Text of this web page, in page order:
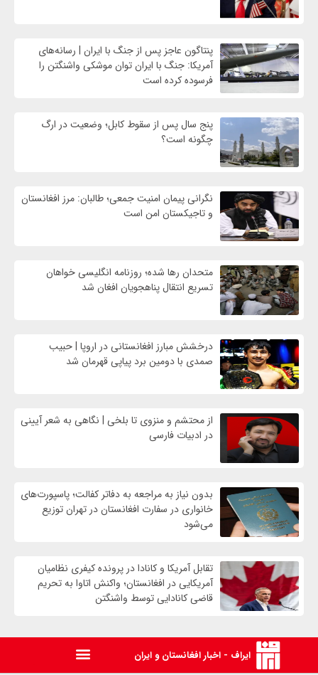
پنتاگون عاجز پس از جنگ با ایران | رسانه‌های
آمریکا: جنگ با ایران توان موشکی واشنگتن را
فرسوده کرده است
پنج سال پس از سقوط کابل؛ وضعیت در ارگ
چگونه است؟
نگرانی پیمان امنیت جمعی؛ طالبان: مرز افغانستان
و تاجیکستان امن است
متحدان رها شده؛ روزنامه انگلیسی خواهان
تسریع انتقال پناهجویان افغان شد
درخشش مبارز افغانستانی در اروپا | حبیب
صمدی با دومین برد پیاپی قهرمان شد
از محتشم و منزوی تا بلخی | نگاهی به شعر آیینی
در ادبیات فارسی
بدون نیاز به مراجعه به دفاتر کفالت؛ پاسپورت‌های
خانواری در سفارت افغانستان در تهران توزیع
می‌شود
تقابل آمریکا و کانادا در پرونده کیفری نظامیان
آمریکایی در افغانستان؛ واکنش اتاوا به تحریم
قاضی کانادایی توسط واشنگتن
ایراف - اخبار افغانستان و ایران